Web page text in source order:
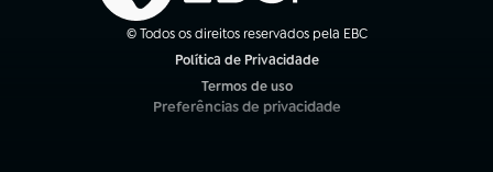
© Todos os direitos reservados pela EBC
Política de Privacidade
Termos de uso
(abre em nova aba)
Preferências de privacidade